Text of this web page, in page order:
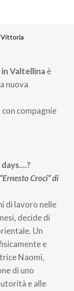
Vittoria
Valtellinaè
nuova
compagnie
Croci” di
di lavoro nelle
decide di
Un
e
Naomi,
di uno
e alle